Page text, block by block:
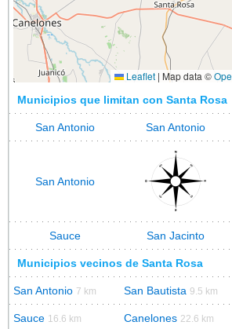
Leaflet | Map data ©
Municipios que limitan con Santa Rosa
San Antonio San Antonio
San Antonio
Sauce San Jacinto
Municipios vecinos de Santa Rosa
San Antonio 7 km San Bautista 9.5 km
Sauce 16.6 km Canelones 22.6 km